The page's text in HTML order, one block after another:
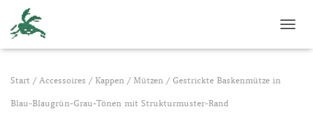
Start / Accessoires / Kappen / Mützen / Gestrickte Baskenmütze in
Blau-Blaugrün-Grau-Tönen mit Strukturmuster-Rand